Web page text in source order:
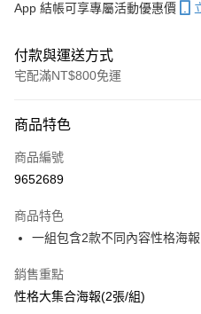
App 結帳可享專屬活動優惠價
付款與運送方式
宅配滿NT$800免運
信用卡一次付款
LINE Pay
大哥付你分期
【大哥付你分期使用說明】
1.本服務由台灣大哥大提供，台灣大
2.付款方式選擇「大哥付你分期」，
AFTEE先享後付
商品特色
商品編號
9652689
商品特色
一組包含2款不同內容性格海
銷售重點
性格大集合海報(2張/組)